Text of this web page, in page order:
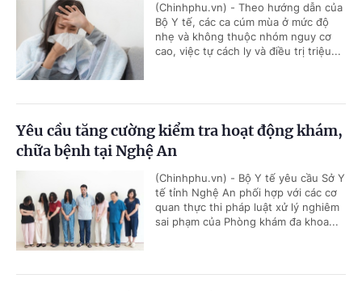
(Chinhphu.vn) - Theo hướng dẫn của
Bộ Y tế, các ca cúm mùa ở mức độ
nhẹ và không thuộc nhóm nguy cơ
cao, việc tự cách ly và điều trị triệu...
Yêu cầu tăng cường kiểm tra hoạt động khám,
chữa bệnh tại Nghệ An
(Chinhphu.vn) - Bộ Y tế yêu cầu Sở Y
tế tỉnh Nghệ An phối hợp với các cơ
quan thực thi pháp luật xử lý nghiêm
sai phạm của Phòng khám đa khoa...